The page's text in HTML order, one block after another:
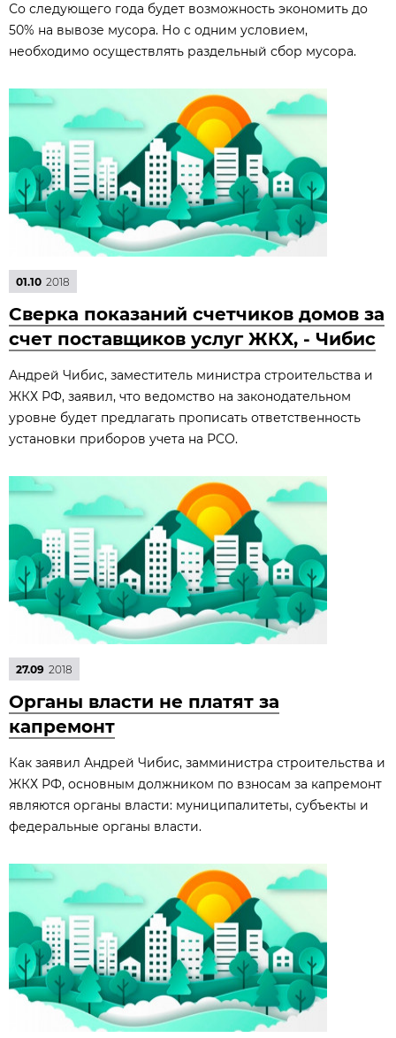
Со следующего года будет возможность экономить до
50% на вывозе мусора. Но с одним условием,
необходимо осуществлять раздельный сбор мусора.
01.10 2018
Сверка показаний счетчиков домов за
счет поставщиков услуг ЖКХ, - Чибис
Андрей Чибис, заместитель министра строительства и
ЖКХ РФ, заявил, что ведомство на законодательном
уровне будет предлагать прописать ответственность
установки приборов учета на РСО.
27.09 2018
Органы власти не платят за
капремонт
Как заявил Андрей Чибис, замминистра строительства и
ЖКХ РФ, основным должником по взносам за капремонт
являются органы власти: муниципалитеты, субъекты и
федеральные органы власти.